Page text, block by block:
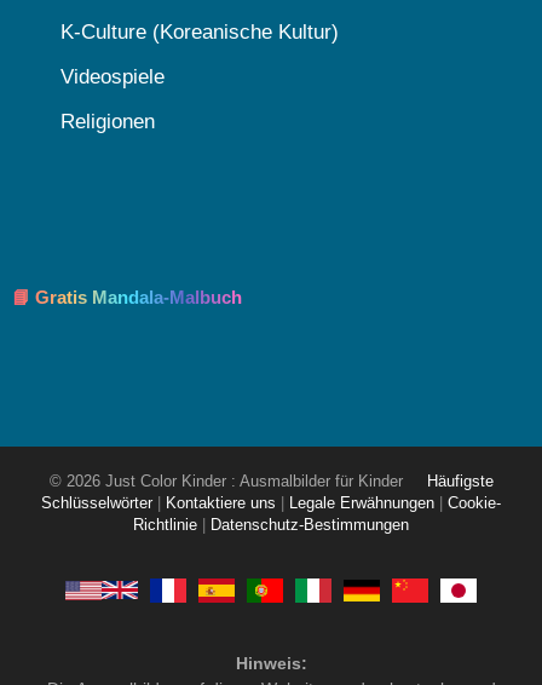
K-Culture (Koreanische Kultur)
Videospiele
Religionen
📘 Gratis Mandala-Malbuch
© 2026 Just Color Kinder : Ausmalbilder für Kinder
Häufigste
Schlüsselwörter
Kontaktiere uns Legale Erwähnungen
Cookie-
Richtlinie
Datenschutz-Bestimmungen
Hinweis: